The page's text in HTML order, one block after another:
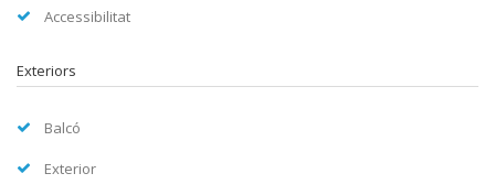
Accessibilitat
Exteriors
Balcó
Exterior